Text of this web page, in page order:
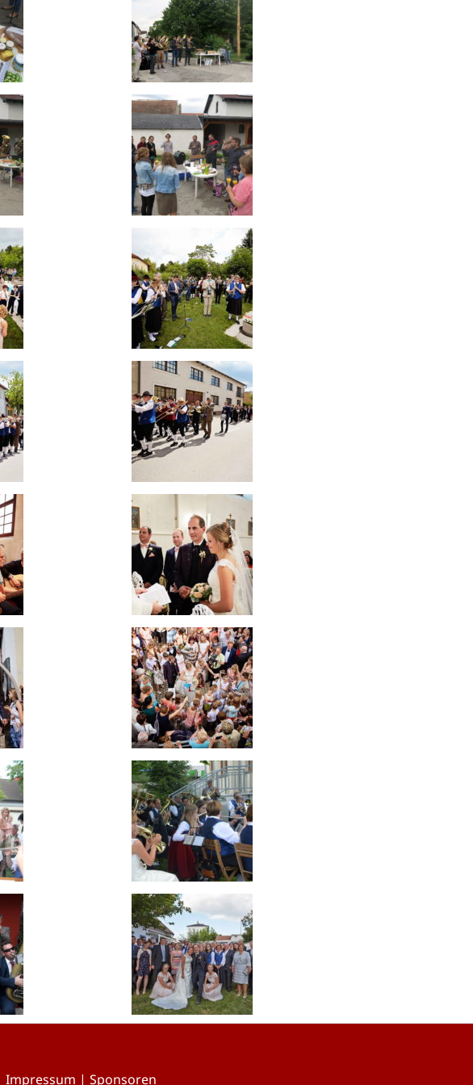
Impressum | Sponsoren